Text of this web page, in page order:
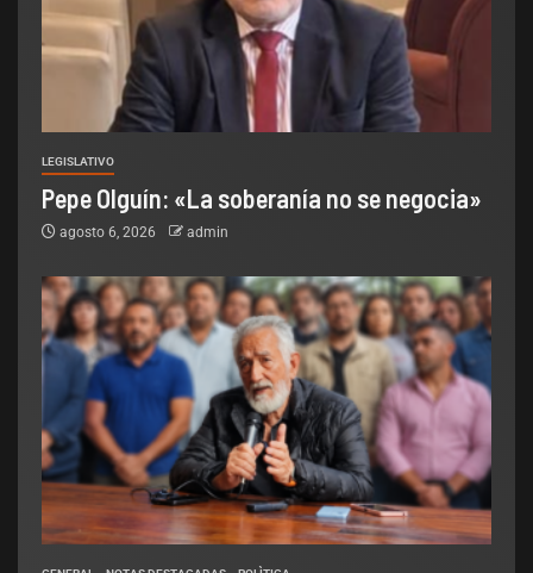
LEGISLATIVO
Pepe Olguín: «La soberanía no se negocia»
agosto 6, 2026 admin